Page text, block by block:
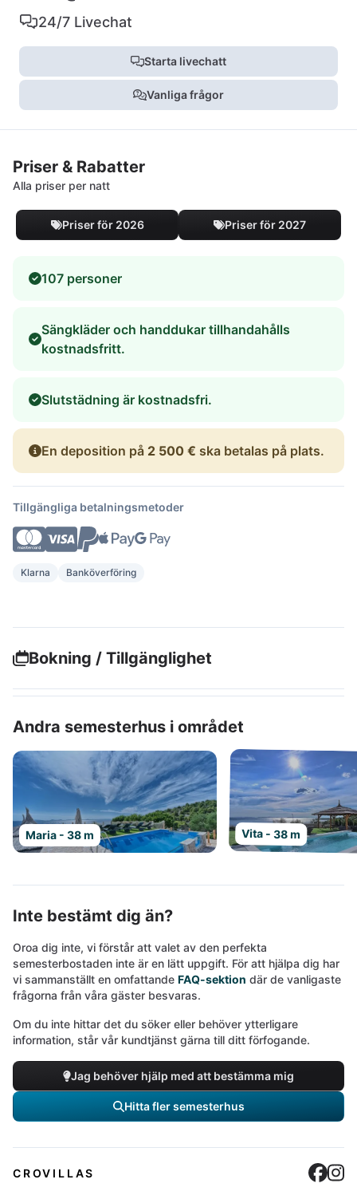
24/7 Livechat
Starta livechatt
Vanliga frågor
Priser & Rabatter
Alla priser per natt
Priser för 2026 Priser för 2027
107 personer
Sängkläder och handdukar tillhandahålls
kostnadsfritt.
Slutstädning är kostnadsfri.
En deposition på 2 500 € ska betalas på plats.
Tillgängliga betalningsmetoder
Klarna Banköverföring
Bokning / Tillgänglighet
Andra semesterhus i området
Maria - 38 m Vita - 38 m
Inte bestämt dig än?
Oroa dig inte, vi förstår att valet av den perfekta
semesterbostaden inte är en lätt uppgift. För att hjälpa dig har
vi sammanställt en omfattande FAQ-sektion där de vanligaste
frågorna från våra gäster besvaras.
Om du inte hittar det du söker eller behöver ytterligare
information, står vår kundtjänst gärna till ditt förfogande.
Jag behöver hjälp med att bestämma mig
Hitta fler semesterhus
CROVILLAS